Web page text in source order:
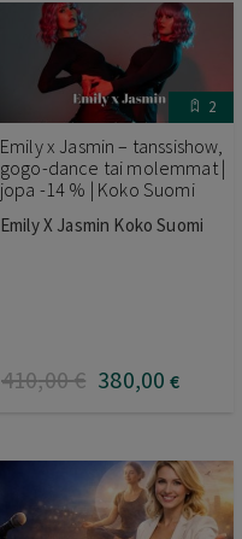
2
Emily x Jasmin – tanssishow,
gogo-dance tai molemmat |
jopa -14 % | Koko Suomi
Emily X Jasmin Koko Suomi
410,00€ 380,00 €